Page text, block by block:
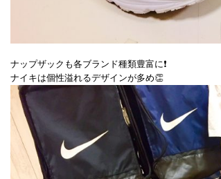
ナップザックも各ブランド種類豊富に❗️
ナイキは個性溢れるデザインが多め👏